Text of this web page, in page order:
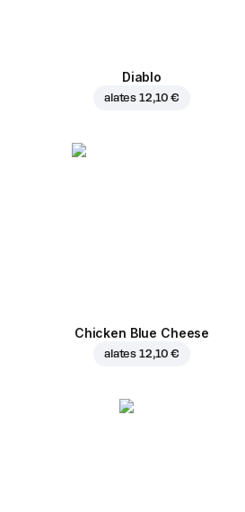
Diablo
alates 12,10 €
Chicken Blue Cheese
alates 12,10 €